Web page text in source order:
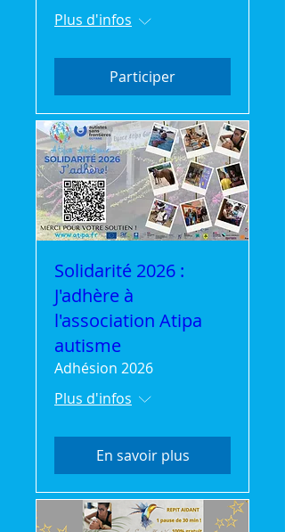
Plus d'infos
Participer
Solidarité 2026 :
J'adhère à
l'association Atipa
autisme
Adhésion 2026
Plus d'infos
En savoir plus